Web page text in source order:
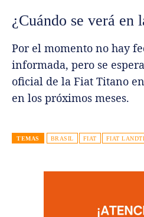
¿Cuándo se verá en
Por el momento no hay
informada, pero se
oficial de la Fiat Titano
en los próximos meses.
TEMAS BRASIL FIAT FIAT